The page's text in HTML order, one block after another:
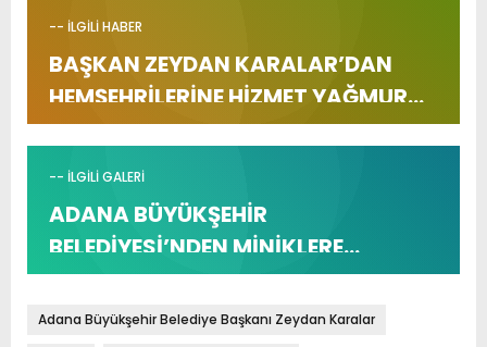
-- İLGİLİ HABER
BAŞKAN ZEYDAN KARALAR’DAN
HEMŞEHRİLERİNE HİZMET YAĞMURU
SÜRÜYOR
-- İLGİLİ GALERİ
ADANA BÜYÜKŞEHİR
BELEDİYESİ’NDEN MİNİKLERE
SERİNLETEN SÜRPRİZ
Adana Büyükşehir Belediye Başkanı Zeydan Karalar